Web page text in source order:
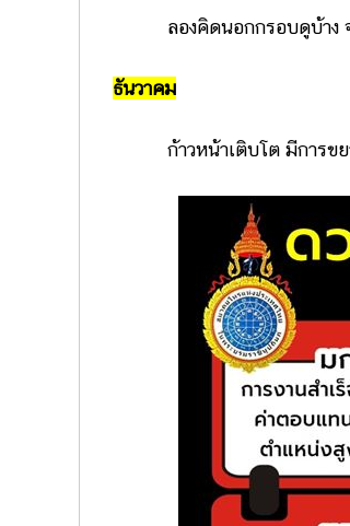
ลองคิดนอกกรอบดูบ้าง จ
ธันวาคม
ก้าวหน้าเติบโต มีการขยา